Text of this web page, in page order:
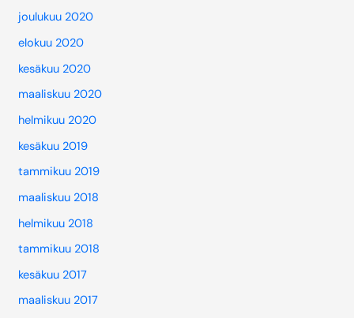
joulukuu 2020
elokuu 2020
kesäkuu 2020
maaliskuu 2020
helmikuu 2020
kesäkuu 2019
tammikuu 2019
maaliskuu 2018
helmikuu 2018
tammikuu 2018
kesäkuu 2017
maaliskuu 2017